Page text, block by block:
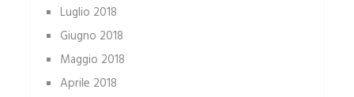
Luglio 2018
Giugno 2018
Maggio 2018
Aprile 2018